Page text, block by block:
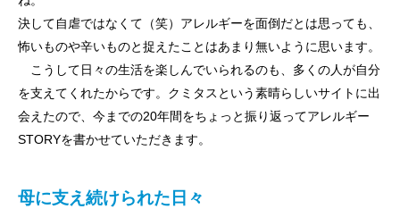
決して自虐ではなくて（笑）アレルギーを面倒だとは思っても、
怖いものや辛いものと捉えたことはあまり無いように思います。
こうして日々の生活を楽しんでいられるのも、多くの人が自分
を支えてくれたからです。クミタスという素晴らしいサイトに出
会えたので、今までの20年間をちょっと振り返ってアレルギー
STORYを書かせていただきます。
母に支え続けられた日々